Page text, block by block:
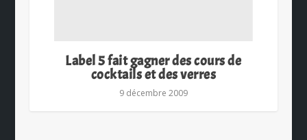
Label 5 fait gagner des cours de
cocktails et des verres
9 décembre 2009